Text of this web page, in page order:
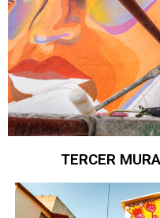
TERCER